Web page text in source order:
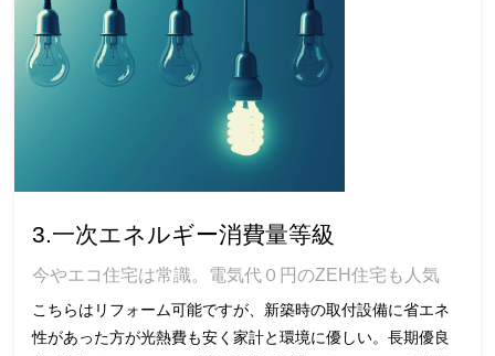
3.一次エネルギー消費量等級
今やエコ住宅は常識。電気代０円のZEH住宅も人気
こちらはリフォーム可能ですが、新築時の取付設備に省エネ
性があった方が光熱費も安く家計と環境に優しい。長期優良